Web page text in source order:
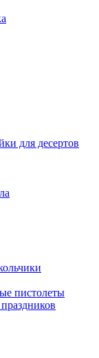
для десертов
пистолеты